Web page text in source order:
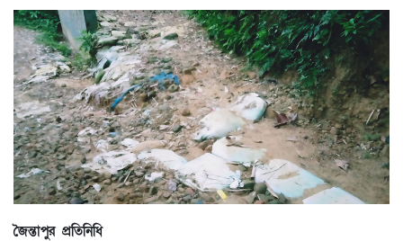
জৈন্তাপুর প্রতিনিধি